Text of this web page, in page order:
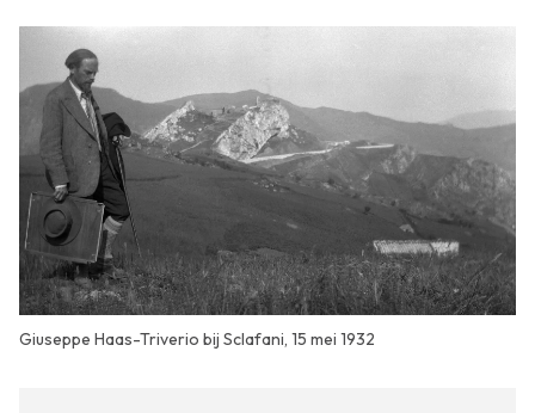
Giuseppe Haas-Triverio bij Sclafani, 15 mei 1932